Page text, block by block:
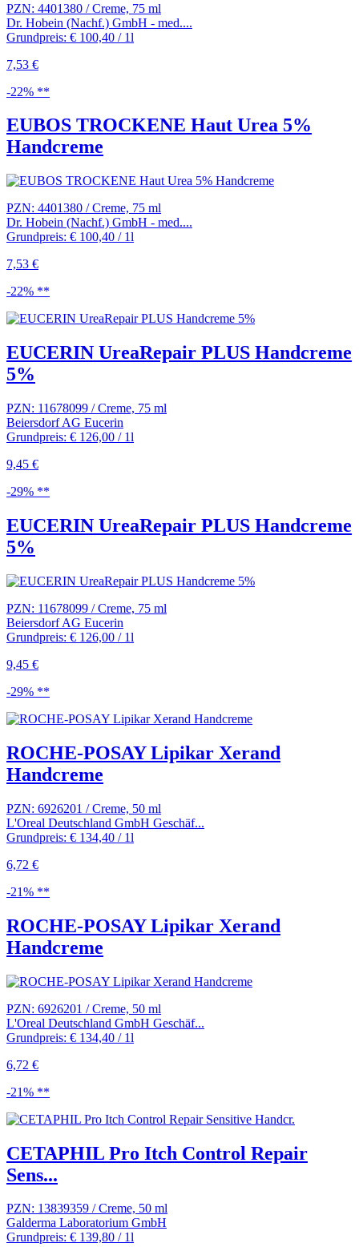
PZN: 4401380 / Creme, 75 ml
Dr. Hobein (Nachf.) GmbH - med....
Grundpreis: € 100,40 / 1l
7,53 €
-22% **
EUBOS TROCKENE Haut Urea 5%
Handcreme
PZN: 4401380 / Creme, 75 ml
Dr. Hobein (Nachf.) GmbH - med....
Grundpreis: € 100,40 / 1l
7,53 €
-22% **
EUCERIN UreaRepair PLUS Handcreme
5%
PZN: 11678099 / Creme, 75 ml
Beiersdorf AG Eucerin
Grundpreis: € 126,00 / 1l
9,45 €
-29% **
EUCERIN UreaRepair PLUS Handcreme
5%
PZN: 11678099 / Creme, 75 ml
Beiersdorf AG Eucerin
Grundpreis: € 126,00 / 1l
9,45 €
-29% **
ROCHE-POSAY Lipikar Xerand
Handcreme
PZN: 6926201 / Creme, 50 ml
L'Oreal Deutschland GmbH Geschäf...
Grundpreis: € 134,40 / 1l
6,72 €
-21% **
ROCHE-POSAY Lipikar Xerand
Handcreme
PZN: 6926201 / Creme, 50 ml
L'Oreal Deutschland GmbH Geschäf...
Grundpreis: € 134,40 / 1l
6,72 €
-21% **
CETAPHIL Pro Itch Control Repair
Sens...
PZN: 13839359 / Creme, 50 ml
Galderma Laboratorium GmbH
Grundpreis: € 139,80 / 1l